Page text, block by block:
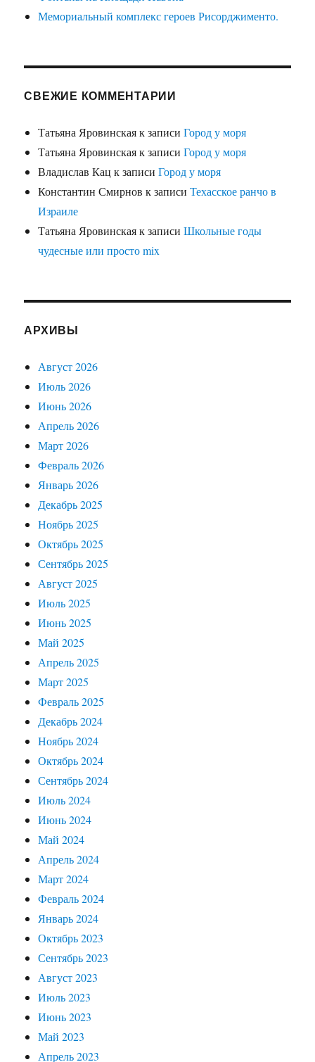
Мемориальный комплекс героев Рисорджименто.
СВЕЖИЕ КОММЕНТАРИИ
Татьяна Яровинскаяк записиГород у моря
Татьяна Яровинскаяк записиГород у моря
Владислав Кац к записиГород у моря
Константин Смирнов к записиТехасское ранчо в
Израиле
Татьяна Яровинскаяк записиШкольные годы
чудесные или просто mix
АРХИВЫ
Август 2026
Июль 2026
Июнь 2026
Апрель 2026
Март 2026
Февраль 2026
Январь 2026
Декабрь 2025
Ноябрь 2025
Октябрь 2025
Сентябрь 2025
Август 2025
Июль 2025
Июнь 2025
Май 2025
Апрель 2025
Март 2025
Февраль 2025
Декабрь 2024
Ноябрь 2024
Октябрь 2024
Сентябрь 2024
Июль 2024
Июнь 2024
Май 2024
Апрель 2024
Март 2024
Февраль 2024
Январь 2024
Октябрь 2023
Сентябрь 2023
Август 2023
Июль 2023
Июнь 2023
Май 2023
Апрель 2023